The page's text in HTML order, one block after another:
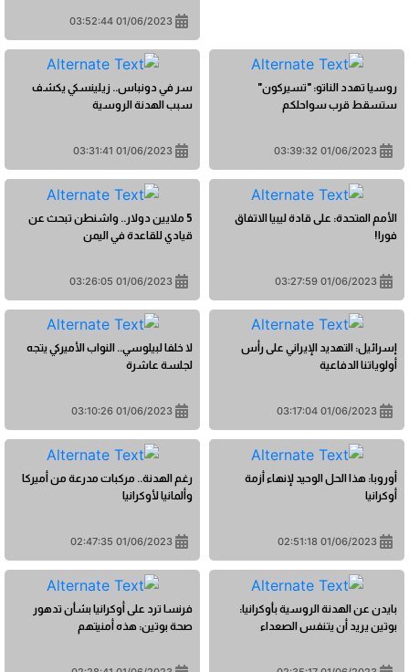
01/06/2023 03:52:44
روسيا تهدد الناتو: "تسيركون"
ستسقط قرب سواحلكم
01/06/2023 03:39:32
سر في دونباس.. زيلينسكي يكشف
سبب الهدنة الروسية
01/06/2023 03:31:41
الأمم المتحدة: على قادة ليبيا الاتفاق
فورا!
01/06/2023 03:27:59
5 ملايين دولار.. واشنطن تبحث عن
قيادي للقاعدة في اليمن
01/06/2023 03:26:05
إسرائيل: التهديد الإيراني على رأس
أولوياتنا الدفاعية
01/06/2023 03:17:04
لا خلفا لبيلوسي.. النواب الأميركي يتجه
لجلسة عاشرة
01/06/2023 03:10:26
أوروبا: هذا الحل الوحيد لإنهاء أزمة
أوكرانيا
01/06/2023 02:51:18
رغم الهدنة.. مركبات مدرعة من أميركا
وألمانيا لأوكرانيا
01/06/2023 02:47:35
بايدن عن الهدنة الروسية بأوكرانيا:
بوتين يريد أن يتنفس الصعداء
فرنسا ترد على أوكرانيا بشأن تدهور
صحة بوتين: هذه أمنيتهم